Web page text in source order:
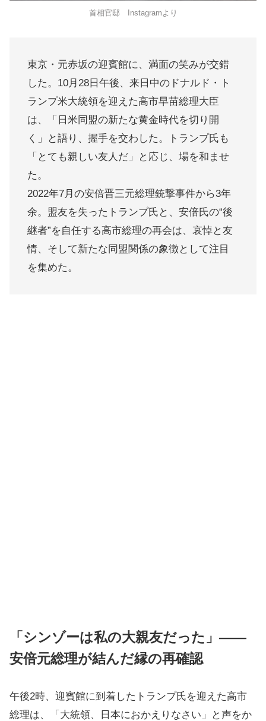
首相官邸 Instagramより
東京・元赤坂の迎賓館に、満面の笑みが交錯
した。10月28日午後、来日中のドナルド・ト
ランプ米大統領を迎えた高市早苗総理大臣
は、「日米同盟の新たな黄金時代を切り開
く」と語り、握手を交わした。トランプ氏も
「とても親しい友人だ」と応じ、場を和ませ
た。
2022年7月の安倍晋三元総理銃撃事件から3年
余。盟友を失ったトランプ氏と、安倍氏の“後
継者”を自任する高市総理の再会は、哀悼と友
情、そして新たな同盟関係の象徴として注目
を集めた。
「シンゾーは私の大親友だった」——
安倍元総理が結んだ縁の再確認
午後2時、迎賓館に到着したトランプ氏を迎えた高市
総理は、「大統領、日本におかえりなさい」と声をか